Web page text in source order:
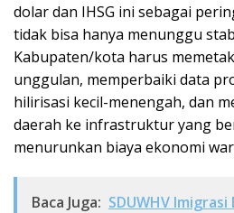
dolar dan IHSG ini sebagai
tidak bisa hanya menunggu
Kabupaten/kota harus
unggulan, memperbaiki data
hilirisasi kecil-menengah, dan
daerah ke infrastruktur yang
menurunkan biaya ekonomi
Baca Juga: SDUWHV